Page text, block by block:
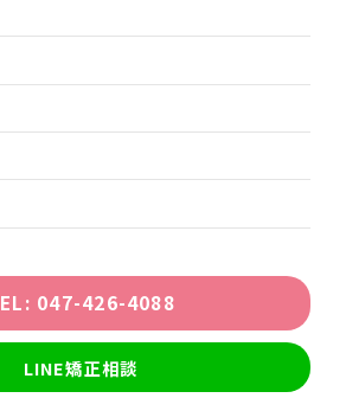
047-426-4088
LINE矯正相談